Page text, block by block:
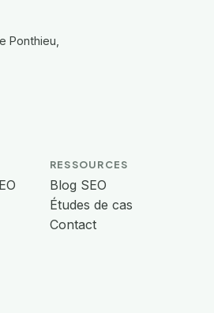
Ponthieu,
RESSOURCES
Blog SEO
Études de cas
Contact